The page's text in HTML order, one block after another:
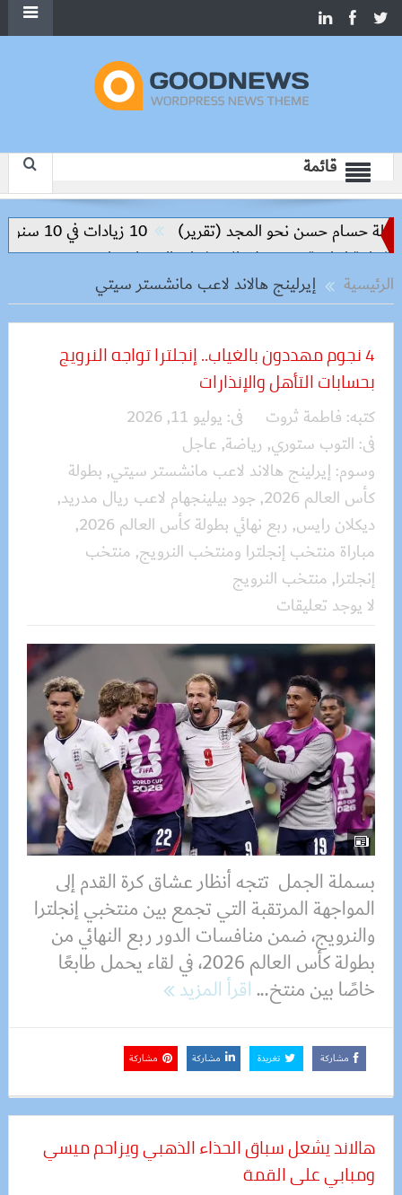
قائمة
حسن نحو المجد (تقرير)
10 زيادات في 10 سنوات.. هل حان الوقت لرفع دعم البنزين نهائيا؟
ترتكز على الاستثمار والتكنولوجيا
الرئيسية
إيرلينج هالاند لاعب مانشستر سيتي
4 نجوم مهددون بالغياب.. إنجلترا تواجه النرويج
بحسابات التأهل والإنذارات
كتبه: فاطمة ثروت فى: يوليو 11, 2026
فى: التوب ستوري, رياضة, عاجل
وسوم: إيرلينج هالاند لاعب مانشستر سيتي, بطولة
كأس العالم 2026
, جود بيلينجهام لاعب ريال مدريد,
ديكلان رايس, ربع نهائي بطولة كأس العالم 2026
,
مباراة منتخب إنجلترا ومنتخب النرويج, منتخب
إنجلترا, منتخب النرويج
لا يوجد تعليقات
بسملة الجمل تتجه أنظار عشاق كرة القدم إلى
المواجهة المرتقبة التي تجمع بين منتخبي إنجلترا
والنرويج، ضمن منافسات الدور ربع النهائي من
بطولة كأس العالم 2026، في لقاء يحمل طابعًا
خاصًا بين منتخ...اقرأ المزيد
مشاركة تغريدة مشاركة مشاركة
هالاند يشعل سباق الحذاء الذهبي ويزاحم ميسي
ومبابي على القمة